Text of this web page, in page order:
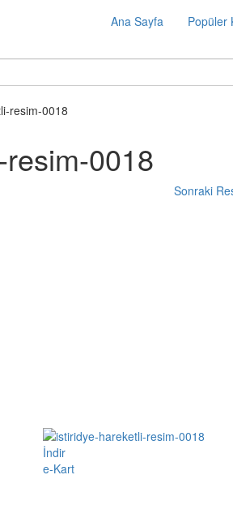
Ana Sayfa Popüler
resim-0018
0018
Sonraki
İndir
e-Kart